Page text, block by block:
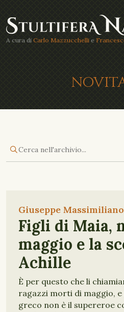
A cura di Carlo Mazzucchelli e
Giuseppe
Figli di Maia,
maggio e la
Achille
È per questo che li
ragazzi morti di maggio,
greco non è il supereroe